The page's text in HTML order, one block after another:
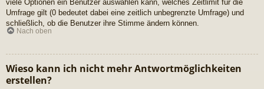
viele Optionen ein Benutzer auswählen kann, welches Zeitlimit für die
Umfrage gilt (0 bedeutet dabei eine zeitlich unbegrenzte Umfrage) und
schließlich, ob die Benutzer ihre Stimme ändern können.
Nach oben
Wieso kann ich nicht mehr Antwortmöglichkeiten
erstellen?